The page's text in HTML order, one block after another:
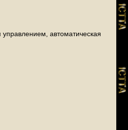
автоматическая